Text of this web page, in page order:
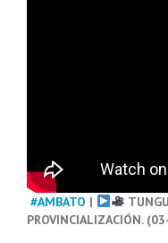
#AMBATO |
PROVINCIALIZACIÓN.